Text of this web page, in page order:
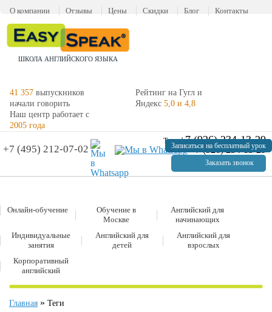
О компании Отзывы Цены Скидки Блог Контакты
ШКОЛА АНГЛИЙСКОГО ЯЗЫКА
41 357 выпускников
начали говорить
Рейтинг на Гугл и
Яндекс 5,0 и 4,8
Наш центр работает с
2005 года
Тел: +7 (926) 234-13-29
+7 (926) 234-13-29
Заказать звонок
+7 (495) 212-07-02 Записаться на бесплатный урок
Онлайн-обучение
Обучение в
Москве
Английский для
начинающих
Индивидуальные
занятия
Английский для
детей
Английский для
взрослых
Корпоративный
английский
Главная » Теги